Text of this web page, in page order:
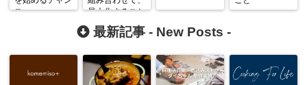
ス
最大化すること
である（煮込み
ストの再定義）
最新記事 - New Posts -